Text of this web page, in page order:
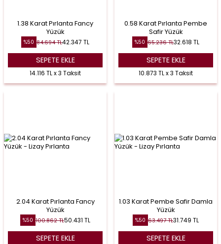
1.38 Karat Pırlanta Fancy
Yüzük
%50 84.694TL42.347 TL
SEPETE EKLE
14.116 TL x 3 Taksit
0.58 Karat Pırlanta Pembe
Safir Yüzük
%50 65.236TL32.618 TL
SEPETE EKLE
10.873 TL x 3 Taksit
2.04 Karat Pırlanta Fancy
Yüzük
%50 100.862TL50.431 TL
SEPETE EKLE
1.03 Karat Pembe Safir Damla
Yüzük
%50 63.497TL31.749 TL
SEPETE EKLE